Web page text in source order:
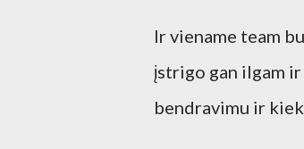
Ir viename team
įstrigo gan ilgam
bendravimu ir